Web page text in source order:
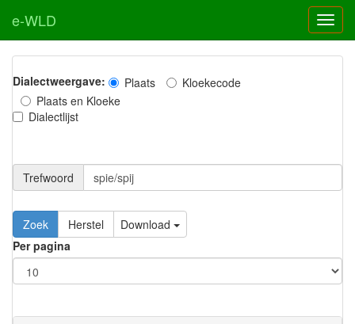
e-WLD
Dialectweergave: Plaats
Kloekecode
Plaats en Kloeke
Dialectlijst
Trefwoord
Download
Per pagina